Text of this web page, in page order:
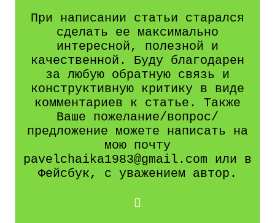
При написании статьи старался
сделать ее максимально
интересной, полезной и
качественной. Буду благодарен
за любую обратную связь и
конструктивную критику в виде
комментариев к статье. Также
Ваше пожелание/вопрос/
предложение можете написать на
мою почту
pavelchaika1983@gmail.com или в
Фейсбук, с уважением автор.